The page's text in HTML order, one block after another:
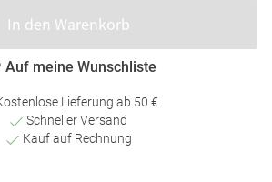
In den Warenkorb
Auf meine Wunschliste
Lieferung ab 50 €
Schneller Versand
Kauf auf Rechnung